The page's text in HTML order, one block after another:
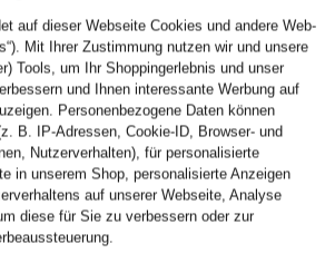
Bestpreis:
Ursprünglich:
ENTDECKEN
auf dieser Webseite Cookies und andere Web-
Mit Ihrer Zustimmung nutzen wir und unsere
Tools, um Ihr Shoppingerlebnis und unser
und Ihnen interessante Werbung auf
Personenbezogene Daten können
B. IP-Adressen, Cookie-ID, Browser- und
Nutzerverhalten), für personalisierte
in unserem Shop, personalisierte Anzeigen
auf unserer Webseite, Analyse
diese für Sie zu verbessern oder zur